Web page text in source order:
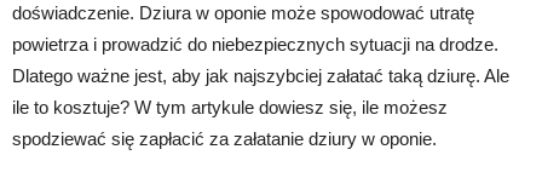
doświadczenie. Dziura w oponie może spowodować utratę
powietrza i prowadzić do niebezpiecznych sytuacji na drodze.
Dlatego ważne jest, aby jak najszybciej załatać taką dziurę. Ale
ile to kosztuje? W tym artykule dowiesz się, ile możesz
spodziewać się zapłacić za załatanie dziury w oponie.